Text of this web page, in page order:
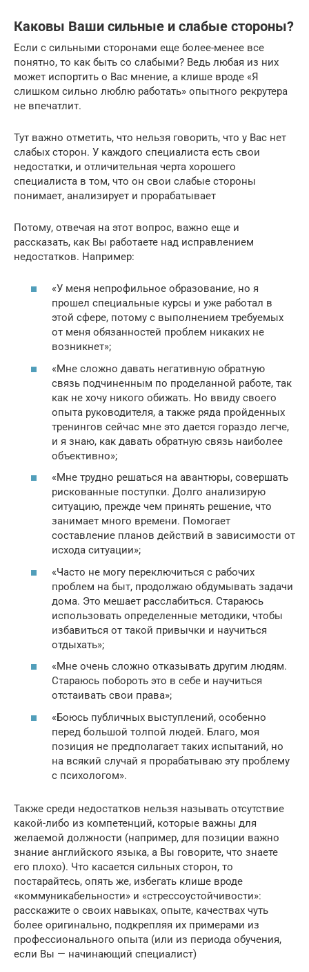
Каковы Ваши сильные и слабые стороны?
Если с сильными сторонами еще более-менее все
понятно, то как быть со слабыми? Ведь любая из них
может испортить о Вас мнение, а клише вроде «Я
слишком сильно люблю работать» опытного рекрутера
не впечатлит.
Тут важно отметить, что нельзя говорить, что у Вас нет
слабых сторон. У каждого специалиста есть свои
недостатки, и отличительная черта хорошего
специалиста в том, что он свои слабые стороны
понимает, анализирует и прорабатывает
Потому, отвечая на этот вопрос, важно еще и
рассказать, как Вы работаете над исправлением
недостатков. Например:
«У меня непрофильное образование, но я
прошел специальные курсы и уже работал в
этой сфере, потому с выполнением требуемых
от меня обязанностей проблем никаких не
возникнет»;
«Мне сложно давать негативную обратную
связь подчиненным по проделанной работе, так
как не хочу никого обижать. Но ввиду своего
опыта руководителя, а также ряда пройденных
тренингов сейчас мне это дается гораздо легче,
и я знаю, как давать обратную связь наиболее
объективно»;
«Мне трудно решаться на авантюры, совершать
рискованные поступки. Долго анализирую
ситуацию, прежде чем принять решение, что
занимает много времени. Помогает
составление планов действий в зависимости от
исхода ситуации»;
«Часто не могу переключиться с рабочих
проблем на быт, продолжаю обдумывать задачи
дома. Это мешает расслабиться. Стараюсь
использовать определенные методики, чтобы
избавиться от такой привычки и научиться
отдыхать»;
«Мне очень сложно отказывать другим людям.
Стараюсь побороть это в себе и научиться
отстаивать свои права»;
«Боюсь публичных выступлений, особенно
перед большой толпой людей. Благо, моя
позиция не предполагает таких испытаний, но
на всякий случай я прорабатываю эту проблему
с психологом».
Также среди недостатков нельзя называть отсутствие
какой-либо из компетенций, которые важны для
желаемой должности (например, для позиции важно
знание английского языка, а Вы говорите, что знаете
его плохо). Что касается сильных сторон, то
постарайтесь, опять же, избегать клише вроде
«коммуникабельности» и «стрессоустойчивости»:
расскажите о своих навыках, опыте, качествах чуть
более оригинально, подкрепляя их примерами из
профессионального опыта (или из периода обучения,
если Вы — начинающий специалист)